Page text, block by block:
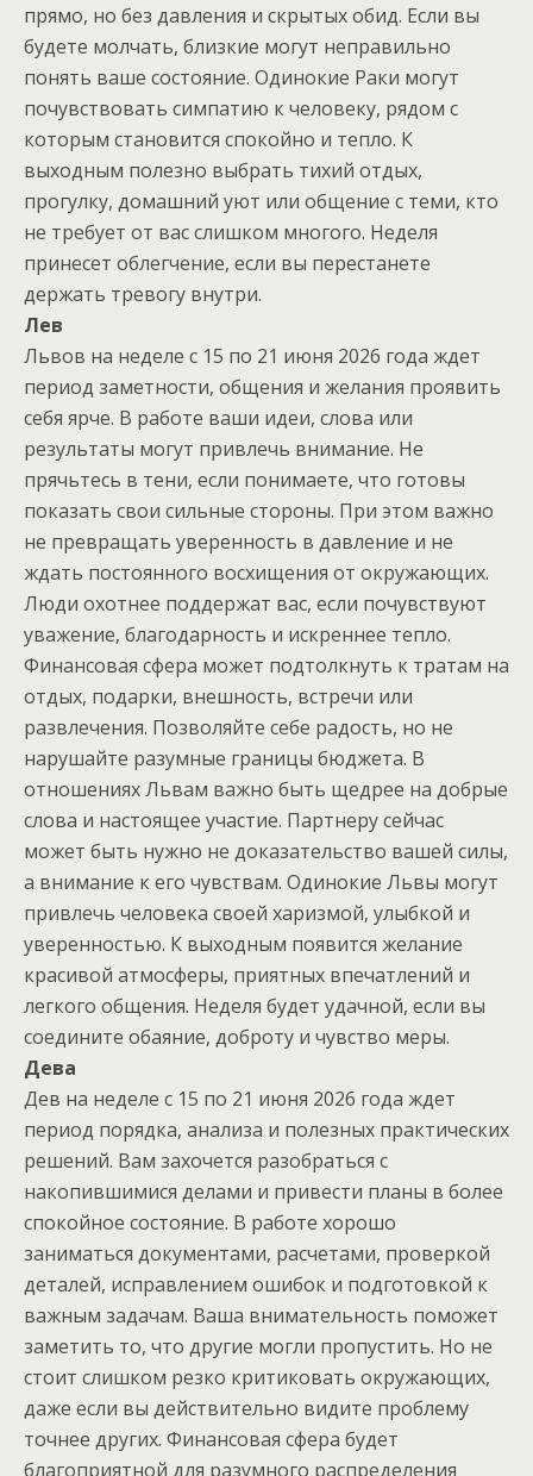
прямо, но без давления и скрытых обид. Если вы
будете молчать, близкие могут неправильно
понять ваше состояние. Одинокие Раки могут
почувствовать симпатию к человеку, рядом с
которым становится спокойно и тепло. К
выходным полезно выбрать тихий отдых,
прогулку, домашний уют или общение с теми, кто
не требует от вас слишком многого. Неделя
принесет облегчение, если вы перестанете
держать тревогу внутри.
Лев
Львов на неделе с 15 по 21 июня 2026 года ждет
период заметности, общения и желания проявить
себя ярче. В работе ваши идеи, слова или
результаты могут привлечь внимание. Не
прячьтесь в тени, если понимаете, что готовы
показать свои сильные стороны. При этом важно
не превращать уверенность в давление и не
ждать постоянного восхищения от окружающих.
Люди охотнее поддержат вас, если почувствуют
уважение, благодарность и искреннее тепло.
Финансовая сфера может подтолкнуть к тратам на
отдых, подарки, внешность, встречи или
развлечения. Позволяйте себе радость, но не
нарушайте разумные границы бюджета. В
отношениях Львам важно быть щедрее на добрые
слова и настоящее участие. Партнеру сейчас
может быть нужно не доказательство вашей силы,
а внимание к его чувствам. Одинокие Львы могут
привлечь человека своей харизмой, улыбкой и
уверенностью. К выходным появится желание
красивой атмосферы, приятных впечатлений и
легкого общения. Неделя будет удачной, если вы
соедините обаяние, доброту и чувство меры.
Дева
Дев на неделе с 15 по 21 июня 2026 года ждет
период порядка, анализа и полезных практических
решений. Вам захочется разобраться с
накопившимися делами и привести планы в более
спокойное состояние. В работе хорошо
заниматься документами, расчетами, проверкой
деталей, исправлением ошибок и подготовкой к
важным задачам. Ваша внимательность поможет
заметить то, что другие могли пропустить. Но не
стоит слишком резко критиковать окружающих,
даже если вы действительно видите проблему
точнее других. Финансовая сфера будет
благоприятной для разумного распределения